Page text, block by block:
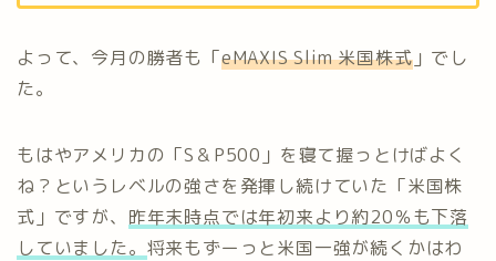
よって、今月の勝者も「eMAXIS Slim 米国株式」でし
た。
もはやアメリカの「S＆P500」を寝て握っとけばよく
ね？というレベルの強さを発揮し続けていた「米国株
式」ですが、 昨年末時点では年初来より約20％も下落
していました。 将来もずーっと米国一強が続くかはわ